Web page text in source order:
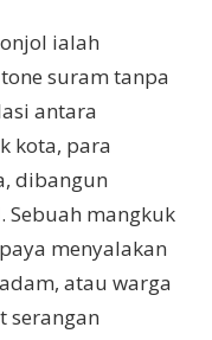
ialah
suram tanpa
antara
kota, para
dibangun
Sebuah mangkuk
menyalakan
atau warga
serangan